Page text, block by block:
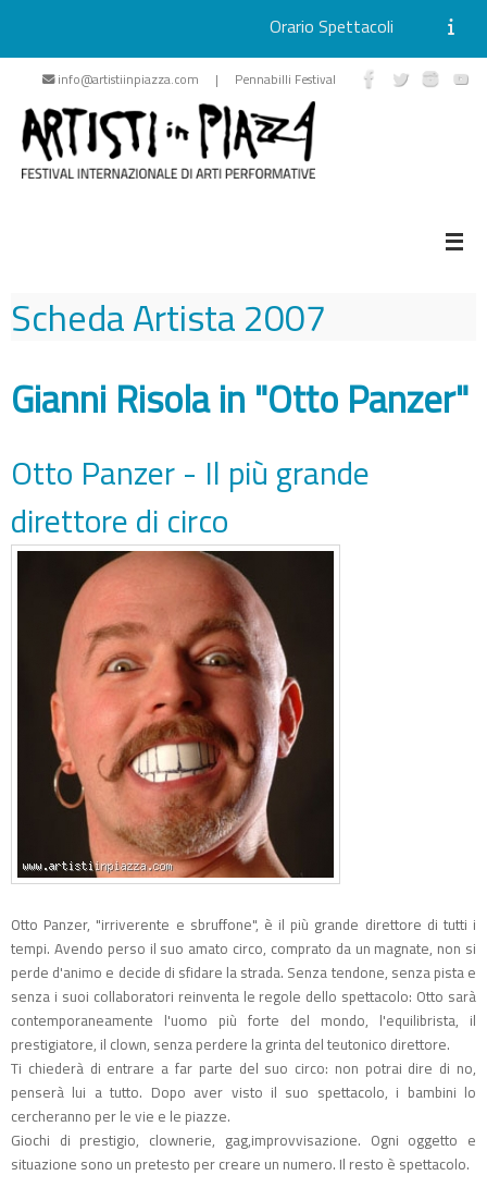
Vai
contenuto
Orario Spettacoli
info@artistiinpiazza.com | Pennabilli Festival
Scheda Artista2007
Gianni Risola in "Otto Panzer"
Otto Panzer - Il più grande
direttore di circo
Otto Panzer, "irriverente e sbruffone", è il più grande direttore di tutti i
tempi. Avendo perso il suo amato circo, comprato da un magnate, non si
perde d'animo e decide di sfidare la strada. Senza tendone, senza pista e
senza i suoi collaboratori reinventa le regole dello spettacolo: Otto sarà
contemporaneamente l'uomo più forte del mondo, l'equilibrista, il
prestigiatore, il clown, senza perdere la grinta del teutonico direttore.
Ti chiederà di entrare a far parte del suo circo: non potrai dire di no,
penserà lui a tutto. Dopo aver visto il suo spettacolo, i bambini lo
cercheranno per le vie e le piazze.
Giochi di prestigio, clownerie, gag,improvvisazione. Ogni oggetto e
situazione sono un pretesto per creare un numero. Il resto è spettacolo.